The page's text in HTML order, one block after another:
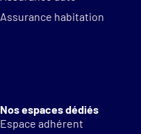
Assurance habitation
Nos espaces dédiés
Espace adhérent